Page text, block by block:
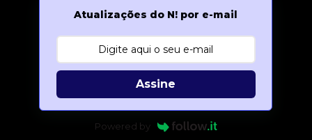
Atualizações do N! por e-mail
Assine
Powered by